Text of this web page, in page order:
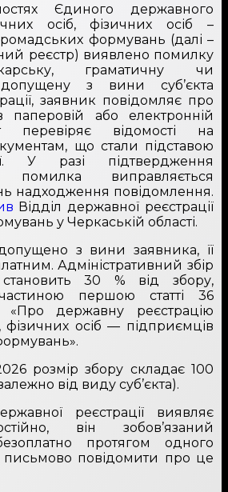
Єдиного державного
осіб, фізичних осіб –
формувань (далі –
реєстр) виявлено помилку
граматичну чи
з вини суб’єкта
заявник повідомляє про
або електронній
перевіряє відомості на
що стали підставою
У разі підтвердження
помилка виправляється
надходження повідомлення.
Відділ державної реєстрації
у Черкаській області.
з вини заявника, її
Адміністративний збір
30 % від збору,
першою статті 36
«Про державну реєстрацію
осіб — підприємців
розмір збору складає 100
від виду суб’єкта).
реєстрації виявляє
він зобов’язаний
протягом одного
письмово повідомити про це